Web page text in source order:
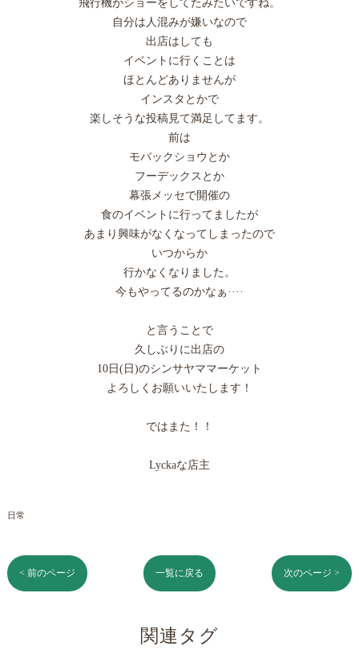
飛行機がショーをしてたみたいですね。
自分は人混みが嫌いなので
出店はしても
イベントに行くことは
ほとんどありませんが
インスタとかで
楽しそうな投稿見て満足してます。
前は
モバックショウとか
フーデックスとか
幕張メッセで開催の
食のイベントに行ってましたが
あまり興味がなくなってしまったので
いつからか
行かなくなりました。
今もやってるのかなぁ····
と言うことで
久しぶりに出店の
10日(日)のシンサヤママーケット
よろしくお願いいたします！
ではまた！！
Lyckaな店主
日常
< 前のページ 一覧に戻る 次のページ >
関連タグ